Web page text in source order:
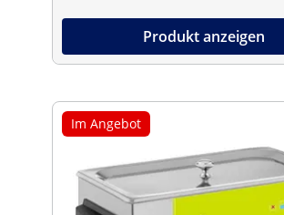
Produkt anzeigen
Im Angebot